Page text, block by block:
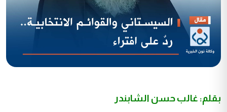
بقلم: غالب حسن الشابندر